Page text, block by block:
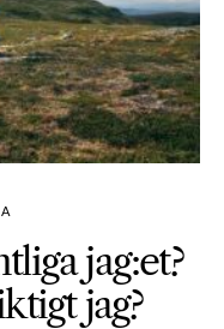
jag:et?
jag?